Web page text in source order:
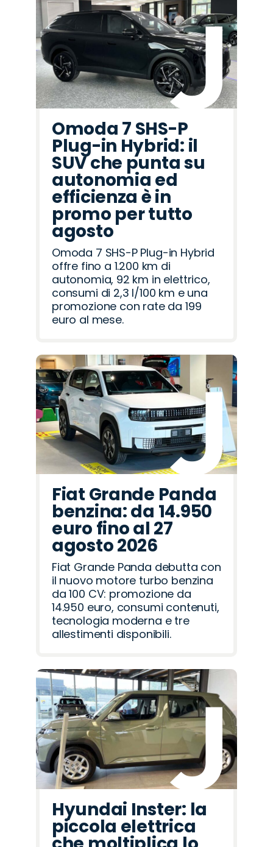
Omoda 7 SHS-P
Plug-in Hybrid: il
SUV che punta su
autonomia ed
efficienza è in
promo per tutto
agosto
Omoda 7 SHS-P Plug-in Hybrid
offre fino a 1.200 km di
autonomia, 92 km in elettrico,
consumi di 2,3 l/100 km e una
promozione con rate da 199
euro al mese.
Fiat Grande Panda
benzina: da 14.950
euro fino al 27
agosto 2026
Fiat Grande Panda debutta con
il nuovo motore turbo benzina
da 100 CV: promozione da
14.950 euro, consumi contenuti,
tecnologia moderna e tre
allestimenti disponibili.
Hyundai Inster: la
piccola elettrica